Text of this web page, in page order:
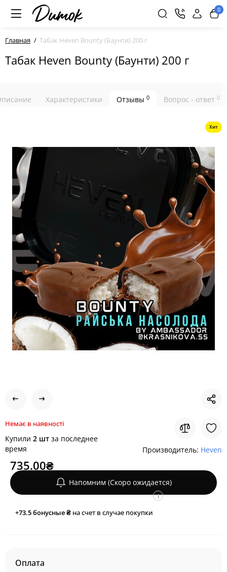
0
Главная Табак Heven Bounty (Баунти) 200 г
Табак Heven Bounty (Баунти) 200 г
Характеристики Отзывы 0 Вопрос - ответ 0
Хит
Немає в наявності
Купили 2 шт за последнее
время
Производитель: Heven
735.00₴
Напомним (Скоро ожидается)
+73.5бонусные ₴ на счет в случае покупки
i
Оплата